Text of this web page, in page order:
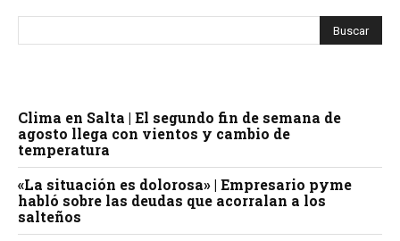
Clima en Salta | El segundo fin de semana de
agosto llega con vientos y cambio de
temperatura
«La situación es dolorosa» | Empresario pyme
habló sobre las deudas que acorralan a los
salteños